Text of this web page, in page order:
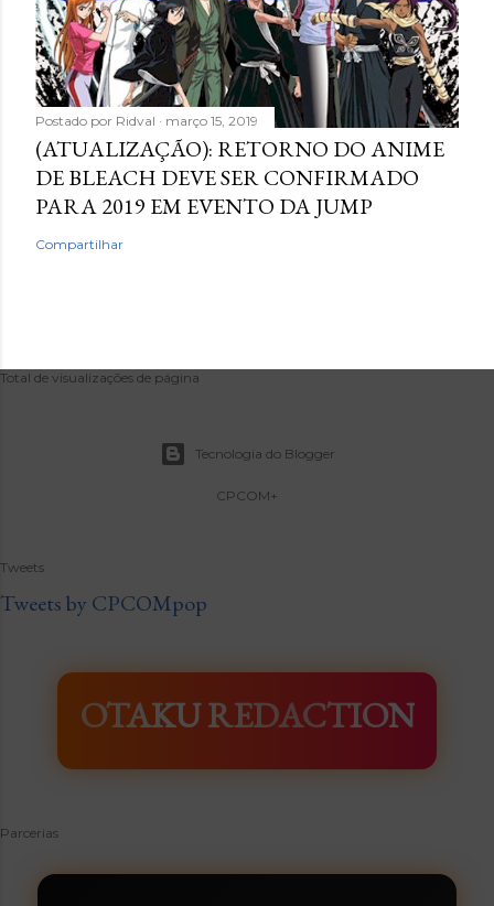
Postado por Ridval março 15, 2019
(ATUALIZAÇÃO): RETORNO DO ANIME
DE BLEACH DEVE SER CONFIRMADO
PARA 2019 EM EVENTO DA JUMP
Compartilhar
Total de visualizações de página
Tecnologia do Blogger
CPCOM+
Tweets
Tweets by CPCOMpop
OTAKU REDACTION
Parcerias